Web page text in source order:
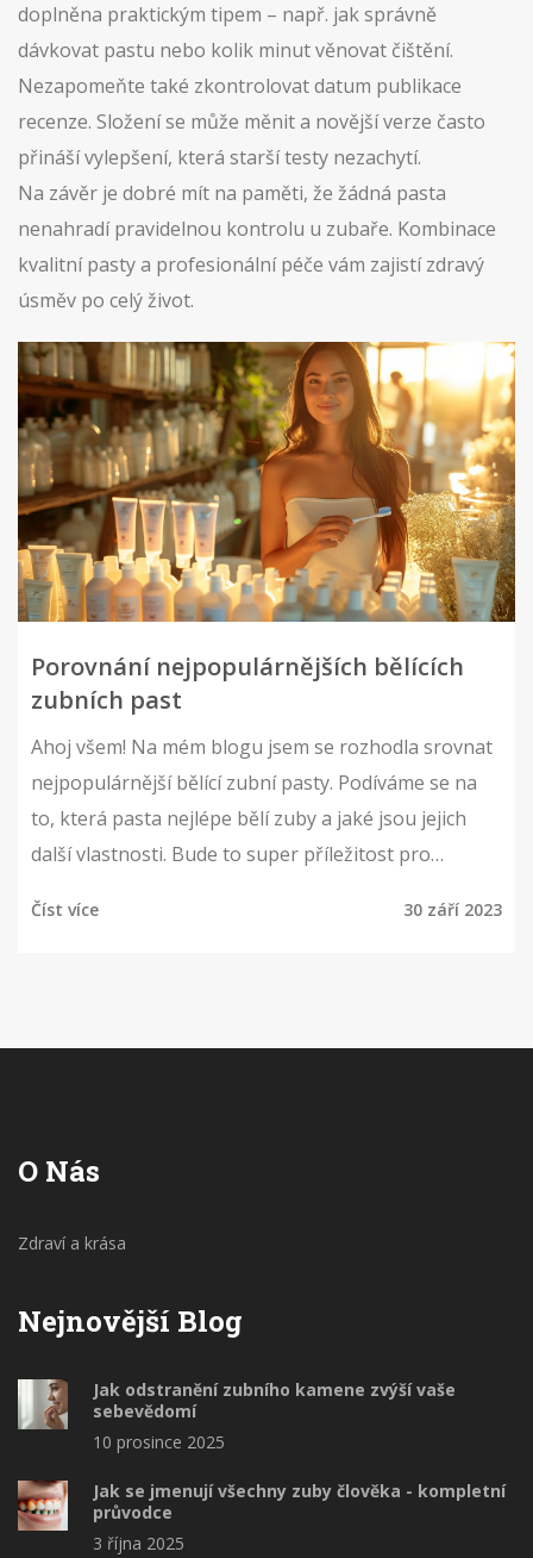
doplněna praktickým tipem – např. jak správně
dávkovat pastu nebo kolik minut věnovat čištění.
Nezapomeňte také zkontrolovat datum publikace
recenze. Složení se může měnit a novější verze často
přináší vylepšení, která starší testy nezachytí.
Na závěr je dobré mít na paměti, že žádná pasta
nenahradí pravidelnou kontrolu u zubaře. Kombinace
kvalitní pasty a profesionální péče vám zajistí zdravý
úsměv po celý život.
Porovnání nejpopulárnějších bělících
zubních past
Ahoj všem! Na mém blogu jsem se rozhodla srovnat
nejpopulárnější bělící zubní pasty. Podíváme se na
to, která pasta nejlépe bělí zuby a jaké jsou jejich
další vlastnosti. Bude to super příležitost pro
Číst více 30 září 2023
O Nás
Zdraví a krása
Nejnovější Blog
Jak odstranění zubního kamene zvýší vaše
sebevědomí
10 prosince 2025
Jak se jmenují všechny zuby člověka - kompletní
průvodce
3 října 2025